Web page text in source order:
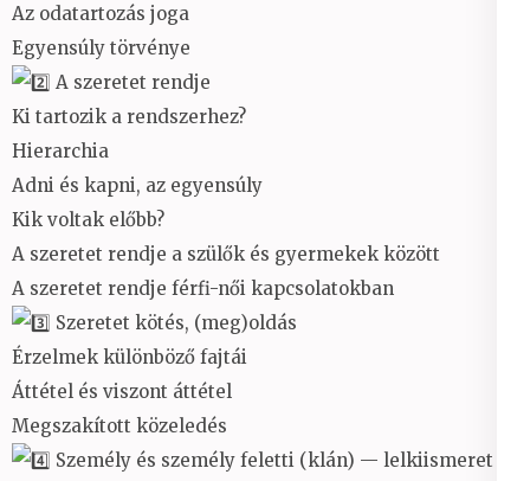
Az odatartozás joga
Egyensúly törvénye
A szeretet rendje
Ki tartozik a rendszerhez?
Hierarchia
Adni és kapni, az egyensúly
Kik voltak előbb?
A szeretet rendje a szülők és gyermekek között
A szeretet rendje férfi-női kapcsolatokban
Szeretet kötés, (meg)oldás
Érzelmek különböző fajtái
Áttétel és viszont áttétel
Megszakított közeledés
Személy és személy feletti (klán) — lelkiismeret